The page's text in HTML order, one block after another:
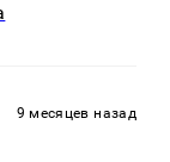
9 месяцев назад